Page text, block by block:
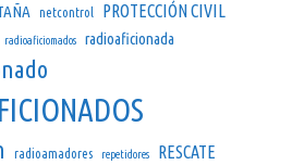
netcontrol PROTECCIÓN CIVIL
radioaficiomados radioaficionada
radioamadores repetidores RESCATE